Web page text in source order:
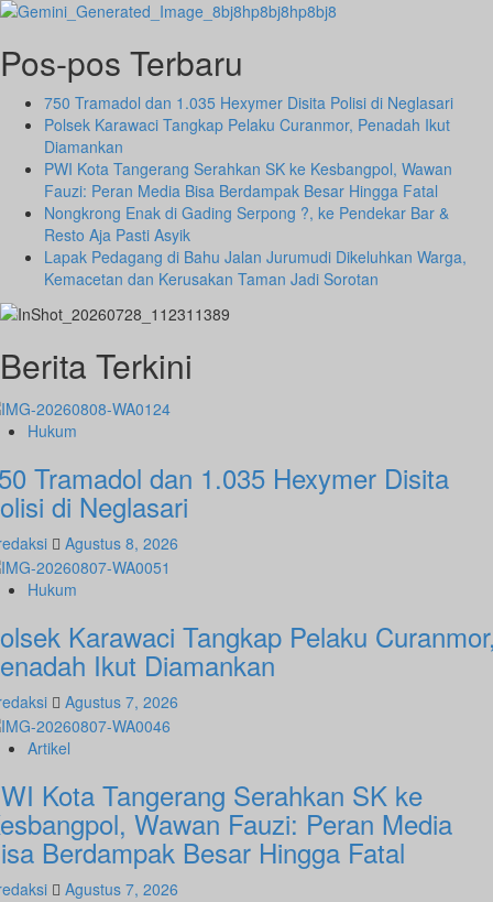
Pos-pos Terbaru
750 Tramadol dan 1.035 Hexymer Disita Polisi di Neglasari
Polsek Karawaci Tangkap Pelaku Curanmor, Penadah Ikut
Diamankan
PWI Kota Tangerang Serahkan SK ke Kesbangpol, Wawan
Fauzi: Peran Media Bisa Berdampak Besar Hingga Fatal
Nongkrong Enak di Gading Serpong ?, ke Pendekar Bar &
Resto Aja Pasti Asyik
Lapak Pedagang di Bahu Jalan Jurumudi Dikeluhkan Warga,
Kemacetan dan Kerusakan Taman Jadi Sorotan
Berita Terkini
Hukum
Tramadol dan 1.035 Hexymer Disita
di Neglasari
Agustus 8, 2026
Hukum
Karawaci Tangkap Pelaku
Ikut Diamankan
Agustus 7, 2026
Artikel
Kota Tangerang Serahkan SK ke
Wawan Fauzi: Peran Media
Berdampak Besar Hingga Fatal
Agustus 7, 2026